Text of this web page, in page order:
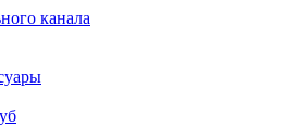
канала